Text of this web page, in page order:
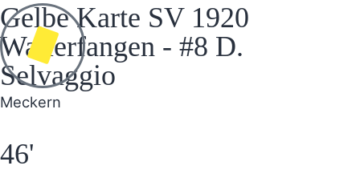
Gelbe Karte SV 1920
Wallerfangen - #8 D.
Selvaggio
Meckern
46'